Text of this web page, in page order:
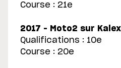
Course : 21e
2017 – Moto2 sur
Qualifications : 10e
Course : 20e